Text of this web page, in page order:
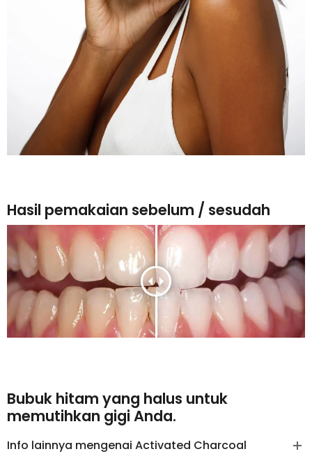
Hasil pemakaian sebelum / sesudah
Bubuk hitam yang halus untuk
memutihkan gigi Anda.
Info lainnya mengenai Activated Charcoal